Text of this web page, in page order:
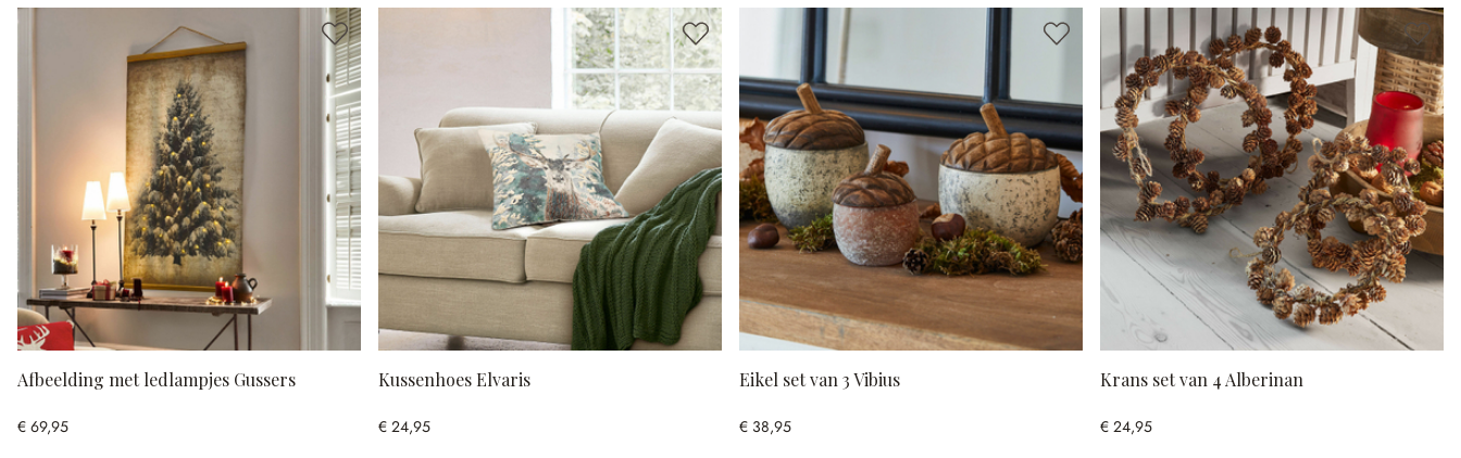
Afbeelding met ledlampjes Gussers
€ 69,95
Kussenhoes Elvaris
€ 24,95
Eikel set van 3 Vibius
€ 38,95
Krans set van 4 Alberinan
€ 24,95